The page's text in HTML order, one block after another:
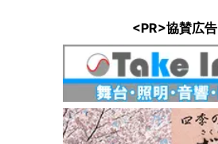
東横インさいたま新都心
<PR>協賛広告